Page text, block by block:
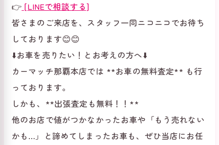
👉 [LINEで相談する]
皆さまのご来店を、スタッフ一同ニコニコでお待ち
しております😊😊
⬇️お車を売りたい！とお考えの方へ⬇️
カーマッチ那覇本店では **お車の無料査定** も行
っております。
しかも、**出張査定も無料！！**
他のお店で値がつかなかったお車や「もう売れない
かも…」と諦めてしまったお車も、ぜひ当店にお任